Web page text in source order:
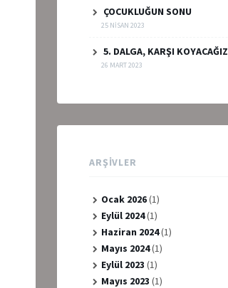
ÇOCUKLUĞUN SONU
25 NISAN 2023
5. DALGA, KARŞI KOYACAĞIZ
26 MART 2023
ARŞIVLER
Ocak 2026(1)
Eylül 2024(1)
Haziran 2024(1)
Mayıs 2024(1)
Eylül 2023 (1)
Mayıs 2023 (1)